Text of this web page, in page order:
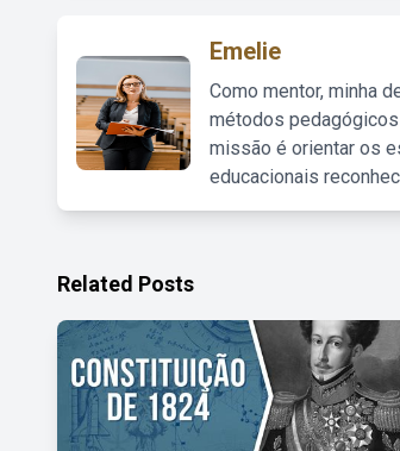
Emelie
Como mentor, minha
métodos
missão é orientar os
educacionais
Related Posts